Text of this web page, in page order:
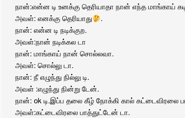
நான்:என்ன டி உனக்கு தெரியாதா நான் எந்த மாங்காய்
அவள்: எனக்கு தெரியாது
.
நான்: என்ன டி நடிக்குற.
அவள்:நான் நடிக்கல டா
நான்: மாங்காய் நான் சொல்லவா.
அவள்: சொல்லு டா.
நான்: நீ எழுந்து நில்லு டி.
அவள் :எழுந்து நின்று டேன்.
நான்: ok டி.இப்ப தலை கீழ் நோக்கி கால் கட்டைவிரலை
அவள்:கட்டைவிரலை பாத்துட்டேன் டா.